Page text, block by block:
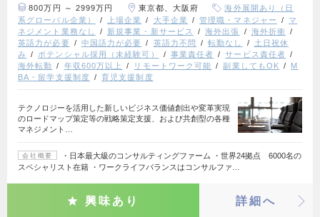
800万円 ～ 2999万円 東京都、大阪府
海外展開あり（日
系グローバル企業）
上場企業 大手企業 管理職・マネジャー
マ
ネジメント業務なし
新規事業・新サービス 海外出張
海外折衝
英語力が必要
中国語力が必要 英語力不問 転勤なし
土日祝休
み
ポテンシャル採用（未経験可） 事業責任者
サービス責任者
海外転勤
年収600万以上 リモートワーク可能 副業してもOK
M
BA・留学支援制度
育児支援制度
テクノロジーを活用した新しいビジネス価値創出や変革実現
のロードマップ策定等の戦略策定支援、および共創型の各種
マネジメント…
会社概要
・日本最大級のコンサルティングファーム ・世界24拠点 6000名の
スペシャリスト在籍 ・ワークライフバランスはコンサルファ…
興味あり 詳細へ